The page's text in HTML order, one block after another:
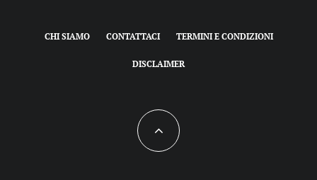
CHI SIAMO CONTATTACI TERMINI E CONDIZIONI
DISCLAIMER